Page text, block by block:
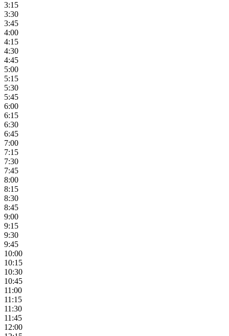
3:15
3:30
3:45
4:00
4:15
4:30
4:45
5:00
5:15
5:30
5:45
6:00
6:15
6:30
6:45
7:00
7:15
7:30
7:45
8:00
8:15
8:30
8:45
9:00
9:15
9:30
9:45
10:00
10:15
10:30
10:45
11:00
11:15
11:30
11:45
12:00